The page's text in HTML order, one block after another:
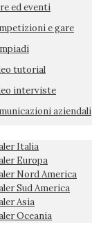
ed eventi
e gare
tutorial
interviste
aziendali
Italia
Europa
Nord America
Sud America
Asia
Oceania